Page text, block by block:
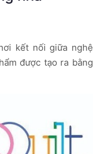
kết nối giữa nghệ
được tạo ra bằng